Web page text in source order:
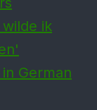
ik
German